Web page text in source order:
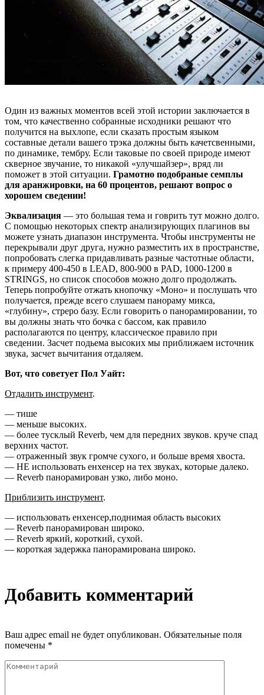
Один из важных моментов всей этой истории заключается в
том, что качественно собранные исходники решают что
получится на выхлопе, если сказать простым языком
составные детали вашего трэка должны быть качетсвенными,
по динамике, тембру. Если таковые по своей природе имеют
скверное звучание, то никакой «улучшайзер», вряд ли
поможет в этой ситуации. Грамотно подобраные семплы
для аранжировки, на 60 процентов, решают вопрос о
хорошем сведении!
Эквализация — это большая тема и говрить тут можно долго.
С помощью некоторых спектр анализирующих плагинов вы
можете узнать диапазон инструмента. Чтобы инструменты не
перекрывали друг друга, нужно разместить их в пространстве,
попробовать слегка придавливать разные частотные области,
к примеру 400-450 в LEAD, 800-900 в PAD, 1000-1200 в
STRINGS, но список способов можно долго продолжать.
Теперь попробуйте отжать кнопочку «Моно» и послушать что
получается, прежде всего слушаем панораму микса,
«глубину», стреро базу. Если говорить о панорамировании, то
вы должны знать что бочка с бассом, как правило
располагаются по центру, классическое правило при
сведении. Засчет подьема высоких мы приближаем источник
звука, засчет вычитания отдаляем.
Вот, что советует Пол Уайт:
Отдалить инструмент.
— тише
— меньше высоких.
— более тусклый Reverb, чем для передних звуков. круче спад
верхних частот.
— отраженный звук громче сухого, и больше время хвоста.
— НЕ использовать енхенсер на тех звуках, которые далеко.
— Reverb панорамирован узко, либо моно.
Приблизить инструмент.
— использовать енхенсер,поднимая область высоких
— Reverb панорамирован широко.
— Reverb яркий, короткий, сухой.
— короткая задержка панорамирована широко.
Добавить комментарий
Ваш адрес email не будет опубликован. Обязательные поля
помечены *